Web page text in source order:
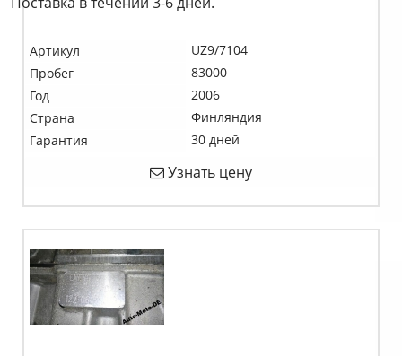
Артикул
UZ9/7104
Пробег
83000
Год
2006
Страна
Финляндия
Гарантия
30 дней
Узнать цену